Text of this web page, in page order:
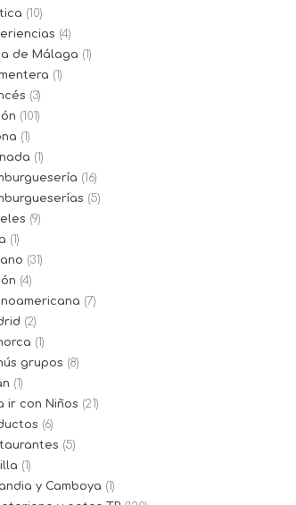
(10)
(4)
de Málaga (1)
(1)
(3)
(101)
(1)
(1)
(16)
(5)
(9)
(1)
(31)
(4)
(7)
(2)
(1)
grupos (8)
(1)
ir con Niños (21)
(6)
(5)
(1)
y Camboya (1)